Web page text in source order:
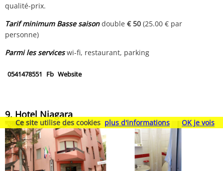
qualité-prix.
Tarif minimum Basse saisondouble€ 50 (25.00 € par
personne)
Parmi les serviceswi-fi, restaurant, parking
0541478551 Fb Website
9. Hotel Niagara
Ce site utilise des cookies plus d'informations OK je vois